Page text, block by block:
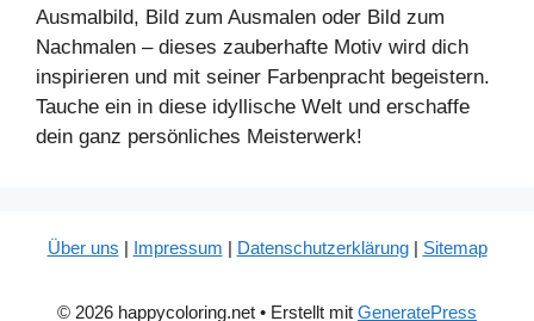
Ausmalbild, Bild zum Ausmalen oder Bild zum
Nachmalen – dieses zauberhafte Motiv wird dich
inspirieren und mit seiner Farbenpracht begeistern.
Tauche ein in diese idyllische Welt und erschaffe
dein ganz persönliches Meisterwerk!
Über uns | Impressum | Datenschutzerklärung| Sitemap
© 2026 happycoloring.net • Erstellt mit GeneratePress